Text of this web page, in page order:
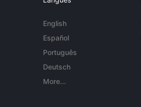
English
Español
Português
Deutsch
More...